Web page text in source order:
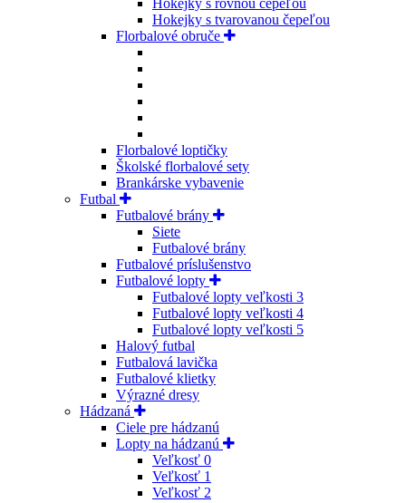
Hokejky s rovnou čepeľou
Hokejky s tvarovanou čepeľou
Florbalové obruče
Florbalové loptičky
Školské florbalové sety
Brankárske vybavenie
Futbal
Futbalové brány
Siete
Futbalové brány
Futbalové príslušenstvo
Futbalové lopty
Futbalové lopty veľkosti 3
Futbalové lopty veľkosti 4
Futbalové lopty veľkosti 5
Halový futbal
Futbalová lavička
Futbalové klietky
Výrazné dresy
Hádzaná
Ciele pre hádzanú
Lopty na hádzanú
Veľkosť 0
Veľkosť 1
Veľkosť 2